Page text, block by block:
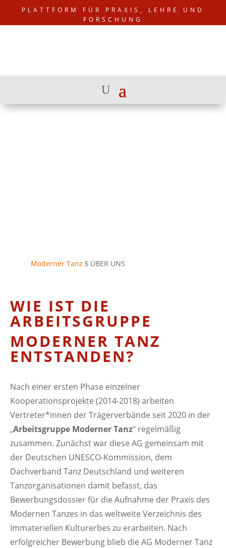
PLATTFORM FÜR PRAXIS, LEHRE UND
FORSCHUNG
Moderner Tanz $ ÜBER UNS
WIE IST DIE
ARBEITSGRUPPE
MODERNER TANZ
ENTSTANDEN?
Nach einer ersten Phase einzelner
Kooperationsprojekte (2014-2018) arbeiten
Vertreter*innen der Trägerverbände seit 2020 in der
„Arbeitsgruppe Moderner Tanz“ regelmäßig
zusammen. Zunächst war diese AG gemeinsam mit
der Deutschen UNESCO-Kommission, dem
Dachverband Tanz Deutschland und weiteren
Tanzorganisationen damit befasst, das
Bewerbungsdossier für die Aufnahme der Praxis des
Modernen Tanzes in das weltweite Verzeichnis des
Immateriellen Kulturerbes zu erarbeiten. Nach
erfolgreicher Bewerbung blieb die AG Moderner Tanz